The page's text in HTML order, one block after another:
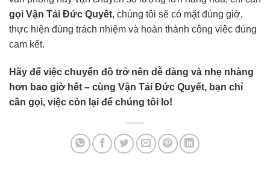
gọi Vận Tải Đức Quyết, chúng tôi sẽ có mặt đúng giờ,
thực hiện đúng trách nhiệm và hoàn thành công việc đúng
cam kết.
Hãy để việc chuyển đồ trở nên dễ dàng và nhẹ nhàng
hơn bao giờ hết – cùng Vận Tải Đức Quyết, bạn chỉ
cần gọi, việc còn lại để chúng tôi lo!